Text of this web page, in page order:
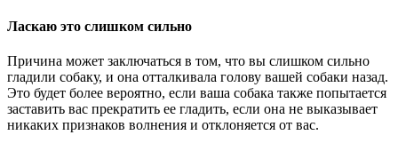
Ласкаю это слишком сильно
Причина может заключаться в том, что вы слишком сильно
гладили собаку, и она отталкивала голову вашей собаки назад.
Это будет более вероятно, если ваша собака также попытается
заставить вас прекратить ее гладить, если она не выказывает
никаких признаков волнения и отклоняется от вас.